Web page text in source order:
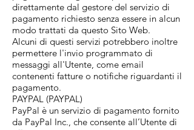
direttamente dal gestore del servizio di
pagamento richiesto senza essere in alcun
modo trattati da questo Sito Web.
Alcuni di questi servizi potrebbero inoltre
permettere l'invio programmato di
messaggi all'Utente, come email
contenenti fatture o notifiche riguardanti il
pagamento.
PAYPAL (PAYPAL)
PayPal è un servizio di pagamento fornito
da PayPal Inc., che consente all’Utente di